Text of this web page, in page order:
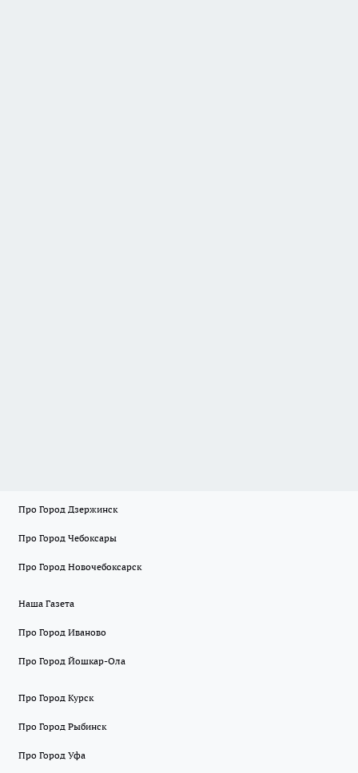
Про Город Дзержинск
Про Город Чебоксары
Про Город Новочебоксарск
Наша Газета
Про Город Иваново
Про Город Йошкар-Ола
Про Город Курск
Про Город Рыбинск
Про Город Уфа